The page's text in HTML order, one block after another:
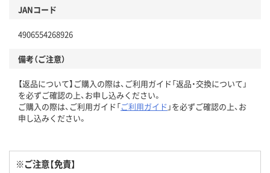
JANコード
4906554268926
備考（ご注意）
【返品について】ご購入の際は、ご利用ガイド「返品・交換について」
を必ずご確認の上、お申し込みください。
ご購入の際は、ご利用ガイド「ご利用ガイド 」を必ずご確認の上、お
申し込みください。
※ご注意【免責】